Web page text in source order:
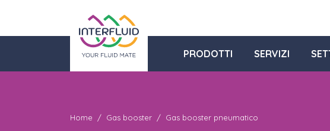
PRODOTTI SERVIZI
Home Gas booster Gas booster pneumatico